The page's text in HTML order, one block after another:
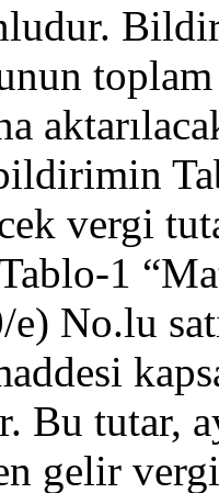
vergi
1
No.lu
Bu tutar,
gelir